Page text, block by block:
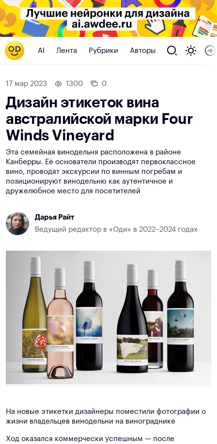
AI Лента Рубрики Авторы
17 мар 2023 1300 0
Дизайн этикеток вина
австралийской марки Four
Winds Vineyard
Эта семейная винодельня расположена в районе
Канберры. Её основатели производят первоклассное
вино, проводят экскурсии по винным погребам и
позиционируют винодельню как аутентичное и
дружелюбное место для посетителей
Дарья Райт
Ведущий редактор в «Оди» в 2022–2024 годах
На новые этикетки дизайнеры поместили фотографии о
жизни владельцев винодельни на винограднике
Ход оказался коммерчески успешным — после